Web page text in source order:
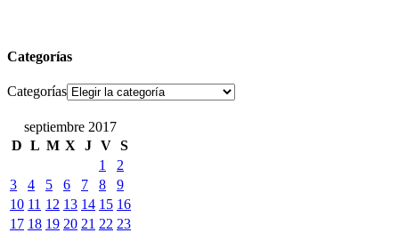
Categorías
Categorías
septiembre 2017
D L M X J V S
1
2
3
4 5 6 7 8
9
10 11 12 13 14 15 16
17 18 19 20 21 22 23